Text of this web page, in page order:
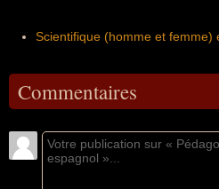
Scientifique (homme et femme)
Commentaires